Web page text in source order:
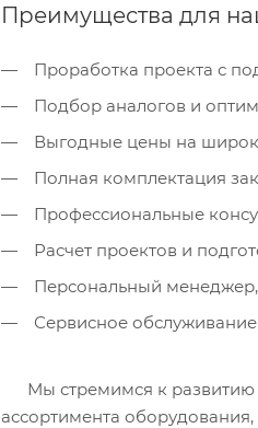
Преимущества для
Проработка проекта с
Подбор аналогов и
Выгодные цены на
Полная комплектация
Профессиональные
Расчет проектов и
Персональный
Сервисное
Мы стремимся к развитию
ассортимента